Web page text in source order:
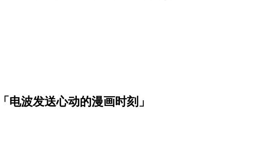
电波发送心动的漫画时刻」